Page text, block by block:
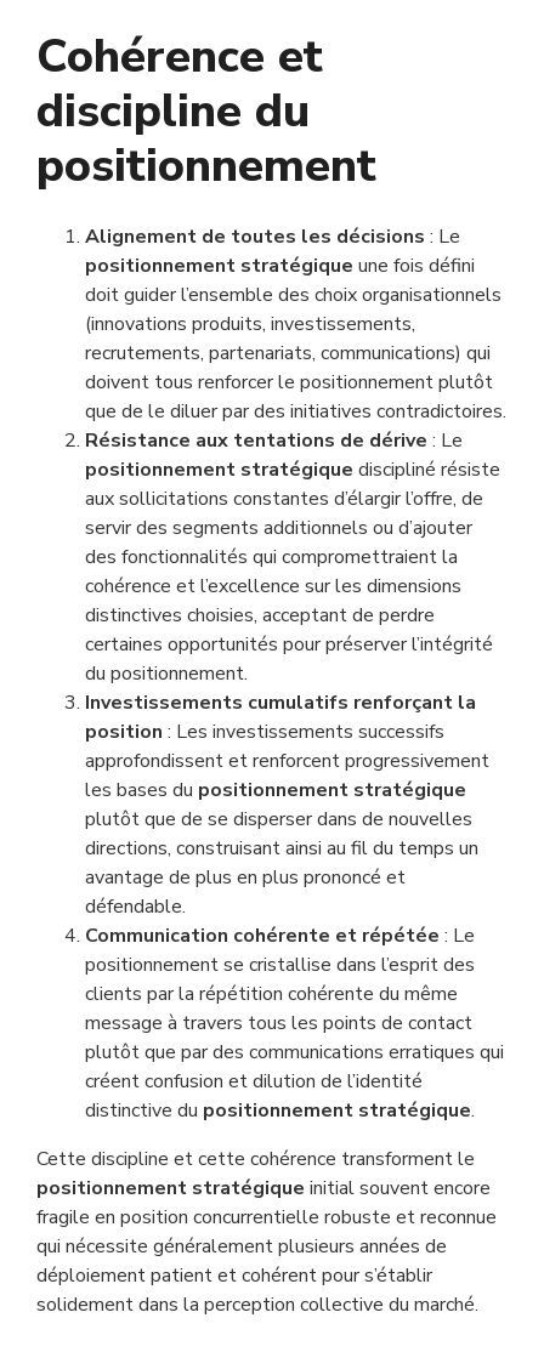
Cohérence et
discipline du
positionnement
Alignement de toutes les décisions : Le
positionnement stratégique une fois défini
doit guider l’ensemble des choix organisationnels
(innovations produits, investissements,
recrutements, partenariats, communications) qui
doivent tous renforcer le positionnement plutôt
que de le diluer par des initiatives contradictoires.
Résistance aux tentations de dérive : Le
positionnement stratégique discipliné résiste
aux sollicitations constantes d’élargir l’offre, de
servir des segments additionnels ou d’ajouter
des fonctionnalités qui compromettraient la
cohérence et l’excellence sur les dimensions
distinctives choisies, acceptant de perdre
certaines opportunités pour préserver l’intégrité
du positionnement.
Investissements cumulatifs renforçant la
position : Les investissements successifs
approfondissent et renforcent progressivement
les bases du positionnement stratégique
plutôt que de se disperser dans de nouvelles
directions, construisant ainsi au fil du temps un
avantage de plus en plus prononcé et
défendable.
Communication cohérente et répétée : Le
positionnement se cristallise dans l’esprit des
clients par la répétition cohérente du même
message à travers tous les points de contact
plutôt que par des communications erratiques qui
créent confusion et dilution de l’identité
distinctive du positionnement stratégique.
Cette discipline et cette cohérence transforment le
positionnement stratégique initial souvent encore
fragile en position concurrentielle robuste et reconnue
qui nécessite généralement plusieurs années de
déploiement patient et cohérent pour s’établir
solidement dans la perception collective du marché.